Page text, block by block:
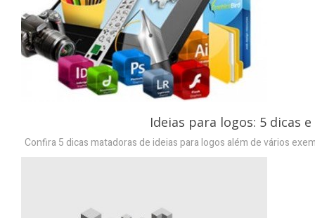
Ideias para logos: 5 dicas
Confira 5 dicas matadoras de ideias para logos além de vários